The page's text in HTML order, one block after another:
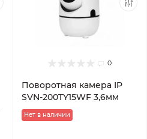
0
Поворотная камера IP
SVN-200TY15WF 3,6мм
Нет в наличии